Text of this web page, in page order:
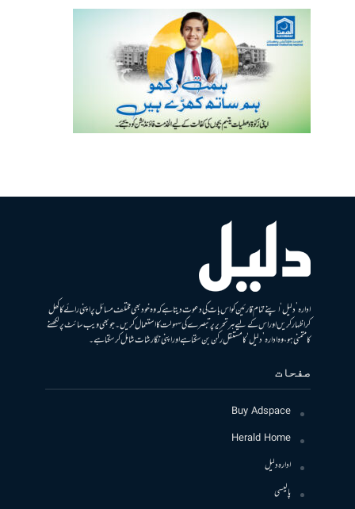
ادارہ ’دلیل‘ اپنے تمام قارئین کو اس بات کی دعوت دیتا ہے کہ وہ خود بھی مختلف مسائل پر اپنی رائے کا کھل
کر اظہار کریں اور اس کے لیے ہر تحریر پر تبصرے کی سہولت کا استعمال کریں۔ جو بھی ویب سائٹ پر لکھنے
کا متمنی ہو، وہ ادارہ ’دلیل‘ کا مستقل رکن بن سکتا ہے اور اپنی نگارشات شامل کرسکتا ہے۔
صفحات
Buy Adspace
Herald Home
ادارہ دلیل
پالیسی